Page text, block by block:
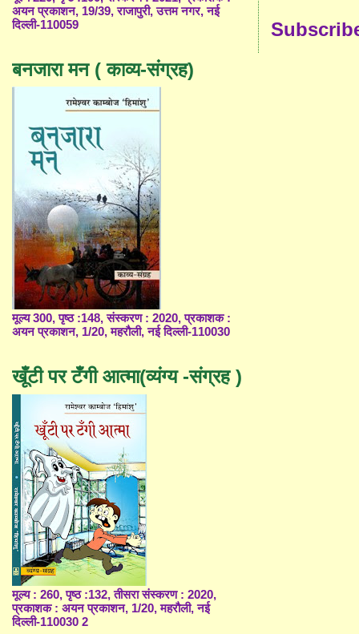
अयन प्रकाशन, 19/39, राजापुरी, उत्तम नगर, नई
दिल्ली-110059
बनजारा मन ( काव्य-संग्रह)
मूल्य 300, पृष्ठ :148, संस्करण : 2020, प्रकाशक :
अयन प्रकाशन, 1/20, महरौली, नई दिल्ली-110030
खूँटी पर टँगी आत्मा(व्यंग्य -संग्रह )
मूल्य : 260, पृष्ठ :132, तीसरा संस्करण : 2020,
प्रकाशक : अयन प्रकाशन, 1/20, महरौली, नई
दिल्ली-110030 2